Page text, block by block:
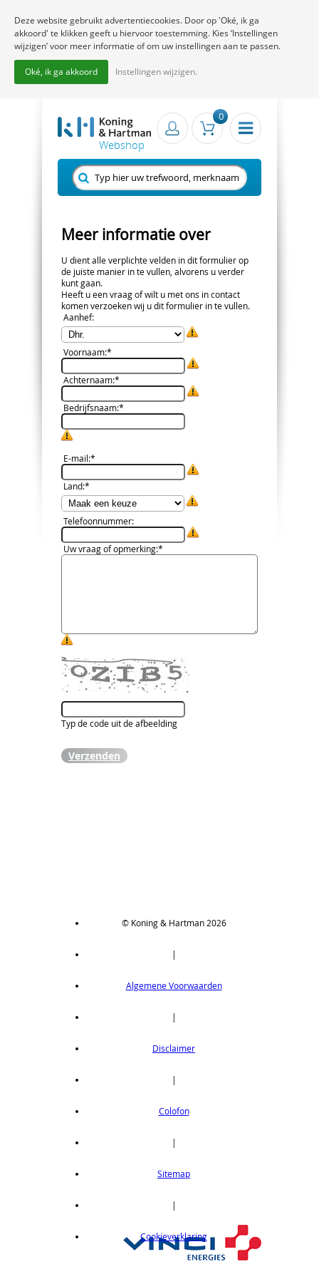
0
Meer informatie over
U dient alle verplichte velden in dit formulier op
de juiste manier in te vullen, alvorens u verder
kunt gaan.
Heeft u een vraag of wilt u met ons in contact
komen verzoeken wij u dit formulier in te vullen.
Aanhef:
Voornaam:*
Achternaam:*
Bedrijfsnaam:*
E-mail:*
Land:*
Telefoonnummer:
Uw vraag of opmerking:*
Typ de code uit de afbeelding
Verzenden
© Koning & Hartman 2026
|
Algemene Voorwaarden
|
Disclaimer
|
Colofon
|
Sitemap
|
Cookieverklaring
Deze website gebruikt advertentiecookies. Door op 'Oké, ik ga
akkoord' te klikken geeft u hiervoor toestemming. Kies ‘Instellingen
wijzigen’ voor meer informatie of om uw instellingen aan te passen.
Oké, ik ga akkoord Instellingen wijzigen.